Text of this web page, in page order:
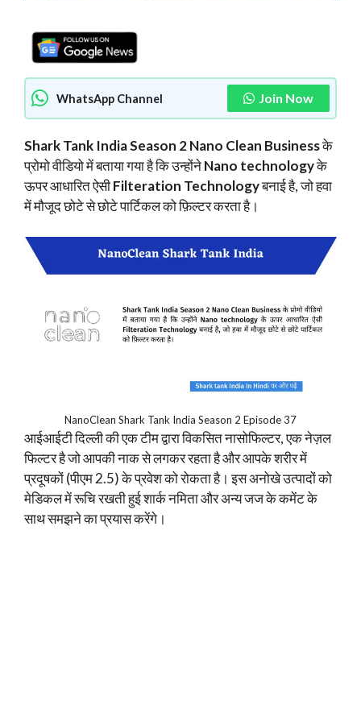
WhatsApp Channel Join Now
Shark Tank India Season 2 Nano Clean Businessके
प्रोमो वीडियो में बताया गया है कि उन्होंनेNano technologyके
ऊपर आधारित ऐसीFilteration Technologyबनाई है, जो हवा
में मौजूद छोटे से छोटे पार्टिकल को फ़िल्टर करता है।
NanoClean Shark Tank India Season 2 Episode 37
आईआईटी दिल्ली की एक टीम द्वारा विकसित नासोफिल्टर, एक नेज़ल
फिल्टर है जो आपकी नाक से लगकर रहता है और आपके शरीर में
प्रदूषकों (पीएम 2.5) के प्रवेश को रोकता है। इस अनोखे उत्पादों को
मेडिकल में रूचि रखती हुई शार्क नमिता और अन्य जज के कमेंट के
साथ समझने का प्रयास करेंगे।